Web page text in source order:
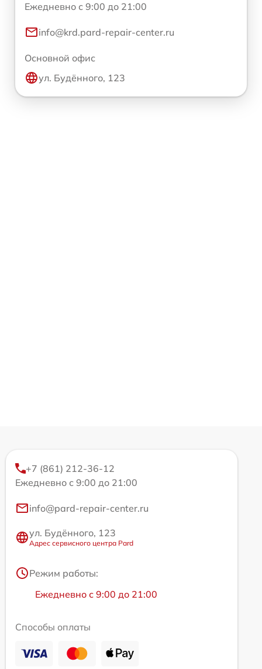
Ежедневно с 9:00 до 21:00
info@krd.pard-repair-center.ru
Основной офис
ул. Будённого, 123
+7 (861) 212-36-12
Ежедневно с 9:00 до 21:00
info@pard-repair-center.ru
ул. Будённого, 123
Адрес сервисного центра Pard
Режим работы:
Ежедневно с 9:00 до 21:00
Способы оплаты